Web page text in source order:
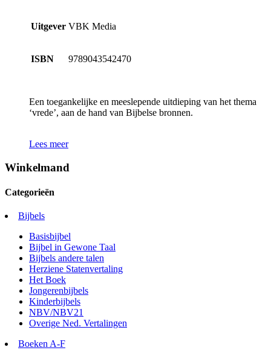
Uitgever VBK Media
ISBN 9789043542470
Een toegankelijke en meeslepende uitdieping van het thema
‘vrede’, aan de hand van Bijbelse bronnen.
Lees meer
Winkelmand
Categorieën
Bijbels
Basisbijbel
Bijbel in Gewone Taal
Bijbels andere talen
Herziene Statenvertaling
Het Boek
Jongerenbijbels
Kinderbijbels
NBV/NBV21
Overige Ned. Vertalingen
Boeken A-F